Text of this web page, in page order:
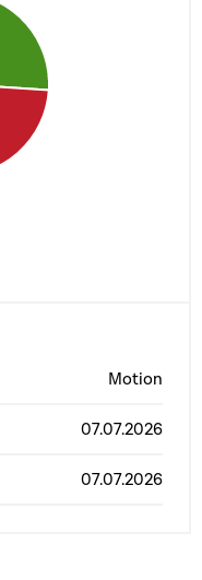
Motion
07.07.2026
07.07.2026